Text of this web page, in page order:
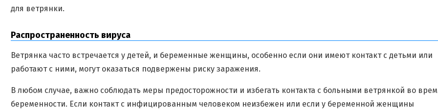
для ветрянки.
Распространенность вируса
Ветрянка часто встречается у детей, и беременные женщины, особенно если они имеют контакт с детьми или
работают с ними, могут оказаться подвержены риску заражения.
В любом случае, важно соблюдать меры предосторожности и избегать контакта с больными ветрянкой во
беременности. Если контакт с инфицированным человеком неизбежен или если у беременной женщины